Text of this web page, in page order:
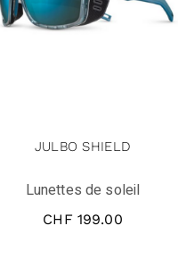
JULBO SHIELD
Lunettes de soleil
CHF 199.00